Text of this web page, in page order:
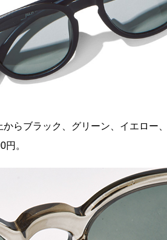
らブラック、グリーン、イエロー
。